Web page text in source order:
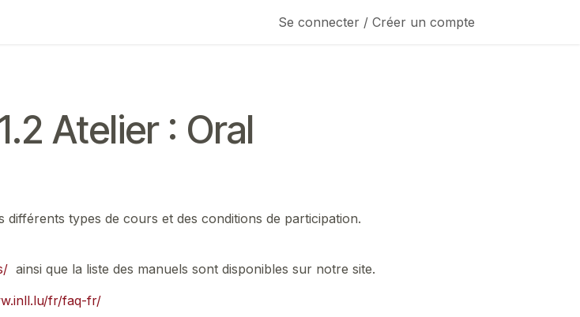
Se connecter / Créer un compte
Atelier : Oral
types de cours et des conditions de participation.
ainsi que la liste des manuels sont disponibles sur notre site.
fr/faq-fr/